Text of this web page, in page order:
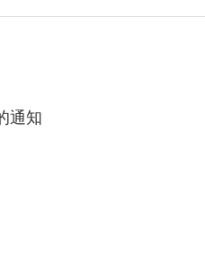
通知